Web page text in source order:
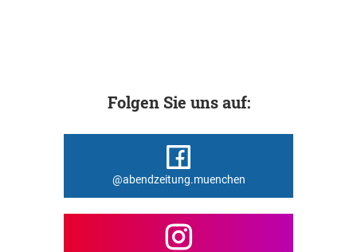
Folgen Sie uns auf:
@abendzeitung.muenchen